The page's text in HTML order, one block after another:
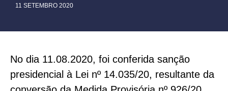
11 SETEMBRO 2020
No dia 11.08.2020, foi conferida sanção
presidencial à Lei nº 14.035/20, resultante da